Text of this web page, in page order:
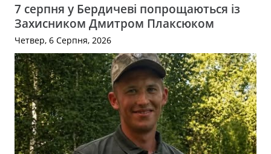
7 серпня у Бердичеві попрощаються із
Захисником Дмитром Плаксюком
Четвер, 6 Серпня, 2026